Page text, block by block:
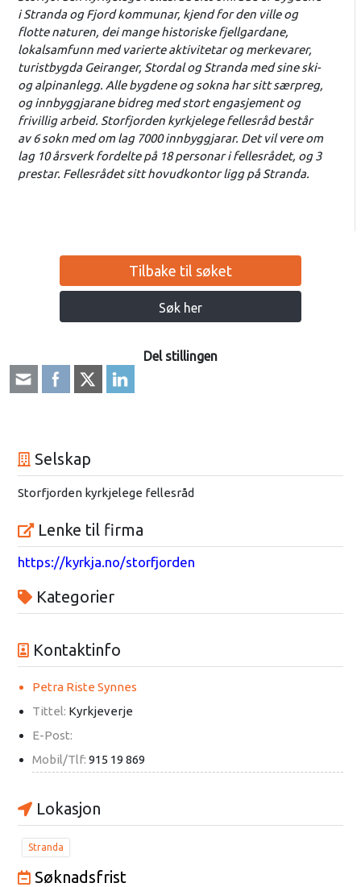
i Stranda og Fjord kommunar, kjend for den ville og
flotte naturen, dei mange historiske fjellgardane,
lokalsamfunn med varierte aktivitetar og merkevarer,
turistbygda Geiranger, Stordal og Stranda med sine ski-
og alpinanlegg. Alle bygdene og sokna har sitt særpreg,
og innbyggjarane bidreg med stort engasjement og
frivillig arbeid. Storfjorden kyrkjelege fellesråd består
av 6 sokn med om lag 7000 innbyggjarar. Det vil vere om
lag 10 årsverk fordelte på 18 personar i fellesrådet, og 3
prestar. Fellesrådet sitt hovudkontor ligg på Stranda.
Tilbake til søket
Søk her
Del stillingen
Selskap
Storfjorden kyrkjelege fellesråd
Lenke til firma
https://kyrkja.no/storfjorden
Kategorier
Kontaktinfo
Petra Riste Synnes
Tittel: Kyrkjeverje
E-Post:
Mobil/Tlf: 915 19 869
Lokasjon
Stranda
Søknadsfrist